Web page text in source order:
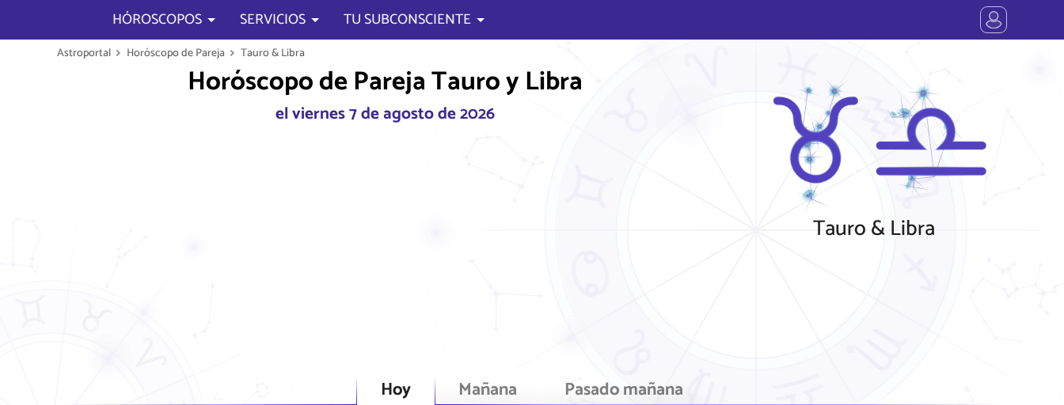
HÓROSCOPOS SERVICIOS TU SUBCONSCIENTE
Astroportal Horóscopo de Pareja Tauro & Libra
Horóscopo de Pareja Tauro y Libra
el viernes 7 de agosto de 2026
Tauro & Libra
Hoy Mañana Pasado mañana